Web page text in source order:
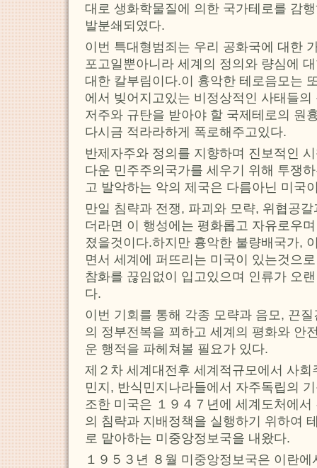
대로 생화학물질에 의한 국가테로를 감
발분쇄되였다.
이번 특대형범죄는 우리 공화국에 대한
포고일뿐아니라 세계의 정의와 량심에
대한 칼부림이다.이 흉악한 테로음모는
에서 빚어지고있는 비정상적인 사태들
저주와 규탄을 받아야 할 국제테로의 원
다시금 적라라하게 폭로해주고있다.
반제자주와 정의를 지향하며 진보적인
다운 민주주의국가를 세우기 위해 투쟁
고 발악하는 악의 제국은 다름아닌 미국
만일 침략과 전쟁, 파괴와 모략, 위협공
더라면 이 행성에는 평화롭고 자유로우
졌을것이다.하지만 흉악한 불량배국가,
면서 세계에 퍼뜨리는 미국이 있는것으
참화를 끊임없이 입고있으며 인류가 오
다.
이번 기회를 통해 각종 모략과 음모, 끈
의 정부전복을 꾀하고 세계의 평화와 안
운 행적을 파헤쳐볼 필요가 있다.
제２차 세계대전후 세계적규모에서 사
민지, 반식민지나라들에서 자주독립의
조한 미국은 １９４７년에 세계도처에
의 침략과 지배정책을 실행하기 위하여
로 맡아하는 미중앙정보국을 내왔다.
１９５３년 ８월 미중앙정보국은 이란